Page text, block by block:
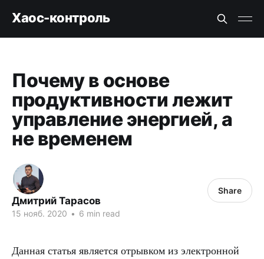
Хаос-контроль
Почему в основе
продуктивности лежит
управление энергией, а
не временем
Дмитрий Тарасов
15 нояб. 2020 • 6 min read
Share
Данная статья является отрывком из электронной